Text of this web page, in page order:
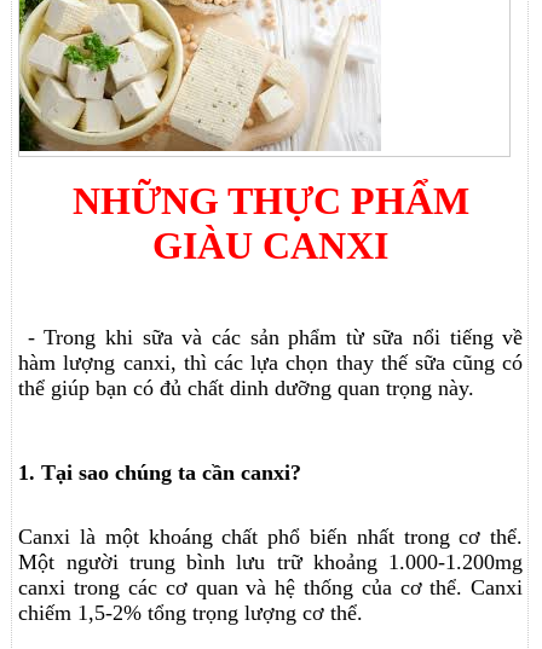
NHỮNG THỰC PHẨM
GIÀU CANXI
- Trong khi sữa và các sản phẩm từ sữa nổi tiếng về
hàm lượng canxi, thì các lựa chọn thay thế sữa cũng có
thể giúp bạn có đủ chất dinh dưỡng quan trọng này.
1. Tại sao chúng ta cần canxi?
Canxi là một khoáng chất phổ biến nhất trong cơ thể.
Một người trung bình lưu trữ khoảng 1.000-1.200mg
canxi trong các cơ quan và hệ thống của cơ thể. Canxi
chiếm 1,5-2% tổng trọng lượng cơ thể.